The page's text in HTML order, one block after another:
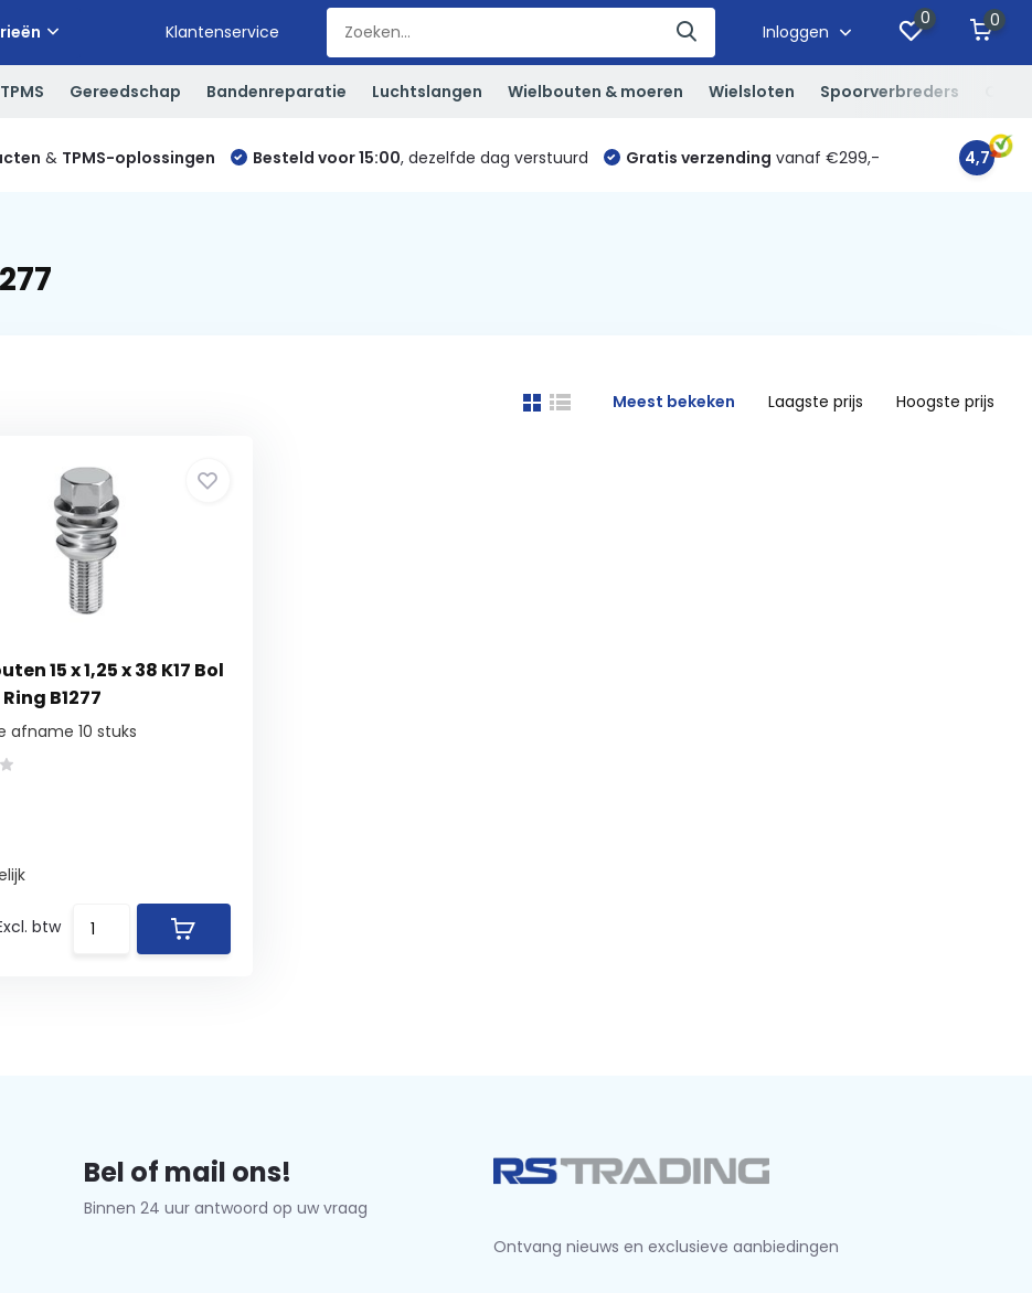
Klantenservice Inloggen
0 0
TPMS Gereedschap Bandenreparatie Luchtslangen Wielbouten & moeren Wielsloten Spoorverbreders
& TPMS-oplossingen Besteld voor 15:00, dezelfde dag verstuurd Gratis verzending vanaf €299,- 4,7
Meest bekeken Laagste prijs Hoogste prijs
15 x 1,25 x 38 K17 Bol
B1277
afname 10 stuks
btw
Bel of mail ons!
Binnen 24 uur antwoord op uw vraag
Ontvang nieuws en exclusieve aanbiedingen